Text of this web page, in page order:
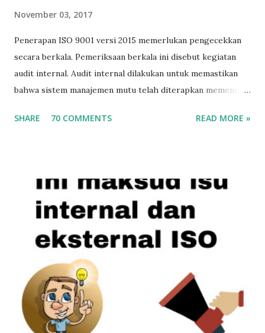
November 03, 2017
Penerapan ISO 9001 versi 2015 memerlukan pengecekkan
secara berkala. Pemeriksaan berkala ini disebut kegiatan
audit internal. Audit internal dilakukan untuk memastikan
bahwa sistem manajemen mutu telah diterapkan memenuhi
kegiatan audit internal tidak terlalu lama, pelaksanaan audit
checklist audit ISO 9001 versi 2015 (password LIST01) File
Checklist audit ini merupakan sumbangan bapak Safrudin
(syafaran@yahoo.com), anggota WA Grup ISO Semoga file
bermanfaat buat Anda yang bertugas sebagai auditor
sistem manajemen mutu berbasis ISO 9001 versi 2015.
SHARE 70 COMMENTS READ MORE »